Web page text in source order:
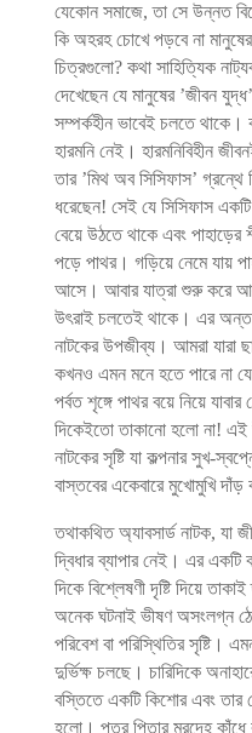
যেকোন সমাজে, তা সে উন্নত
কি অহরহ চোখে পড়বে না
চিত্রগুলো? কথা সাহিত্যিক
দেখেছেন যে মানুষের ’জীবন
সম্পর্কহীন ভাবেই চলতে
হারমনি নেই। হারমনিবিহীন
তার ’মিথ অব সিসিফাস’
ধরেছেন! সেই যে সিসিফাস
বেয়ে উঠতে থাকে এবং পাহাড়ের
পড়ে পাথর। গড়িয়ে নেমে যায়
আসে। আবার যাত্রা শুরু করে
উৎরাই চলতেই থাকে। এর অন্ত
নাটকের উপজীব্য। আমরা যারা
কখনও এমন মনে হতে পারে না
পর্বত শৃঙ্গে পাথর বয়ে নিয়ে
দিকেইতো তাকানো হলো না! এই
নাটকের সৃষ্টি যা কল্পনার সুখ-
বাস্তবের একেবারে মুখোমুখি দাঁড়
তথাকথিত অ্যাবসার্ড নাটক, যা
দ্বিধার ব্যাপার নেই। এর
দিকে বিশ্লেষণী দৃষ্টি দিয়ে
অনেক ঘটনাই ভীষণ অসংলগ্ন
পরিবেশ বা পরিস্থিতির সৃষ্টি।
দুর্ভিক্ষ চলছে। চারিদিকে
বস্তিতে একটি কিশোর এবং তার
হলো। পুত্র পিতার মরদেহ কাঁধে